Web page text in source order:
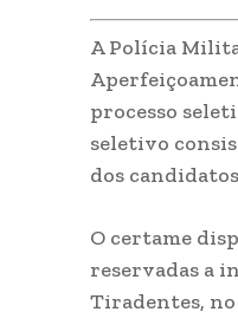
A Polícia
processo
seletivo
dos
O certame
reservadas a
Tiradentes,